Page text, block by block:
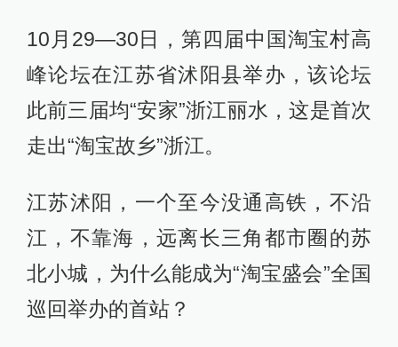
10月29—30日，第四届中国淘宝村高
峰论坛在江苏省沭阳县举办，该论坛
此前三届均“安家”浙江丽水，这是首次
走出“淘宝故乡”浙江。
江苏沭阳，一个至今没通高铁，不沿
江，不靠海，远离长三角都市圈的苏
北小城，为什么能成为“淘宝盛会”全国
巡回举办的首站？